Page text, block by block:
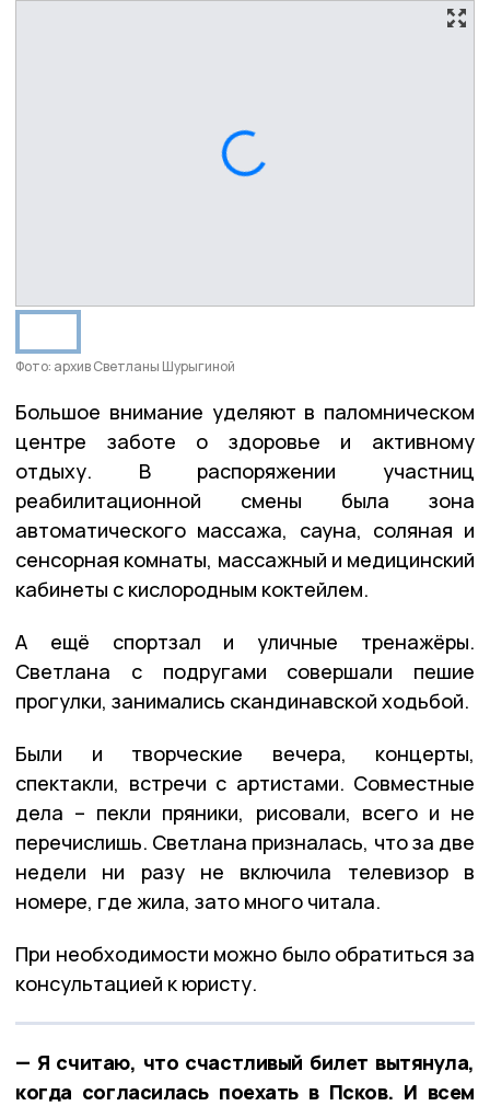
Фото: архив Светланы Шурыгиной
Большое внимание уделяют в паломническом
центре заботе о здоровье и активному
отдыху. В распоряжении участниц
реабилитационной смены была зона
автоматического массажа, сауна, соляная и
сенсорная комнаты, массажный и медицинский
кабинеты с кислородным коктейлем.
А ещё спортзал и уличные тренажёры.
Светлана с подругами совершали пешие
прогулки, занимались скандинавской ходьбой.
Были и творческие вечера, концерты,
спектакли, встречи с артистами. Совместные
дела – пекли пряники, рисовали, всего и не
перечислишь. Светлана призналась, что за две
недели ни разу не включила телевизор в
номере, где жила, зато много читала.
При необходимости можно было обратиться за
консультацией к юристу.
— Я считаю, что счастливый билет вытянула,
когда согласилась поехать в Псков. И всем